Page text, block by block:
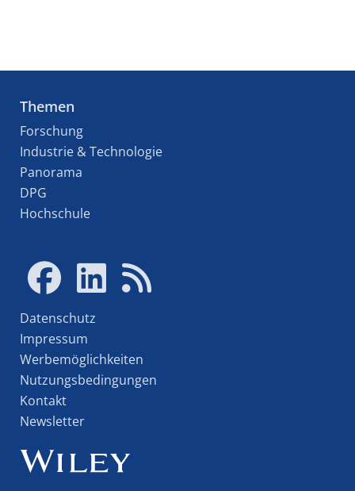
Themen
Forschung
Industrie & Technologie
Panorama
DPG
Hochschule
Datenschutz
Impressum
Werbemöglichkeiten
Nutzungsbedingungen
Kontakt
Newsletter